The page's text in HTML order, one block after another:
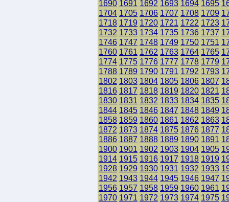
1690 1691 1692 1693 1694 1695
1704 1705 1706 1707 1708 1709
1718 1719 1720 1721 1722 1723
1732 1733 1734 1735 1736 1737
1746 1747 1748 1749 1750 1751
1760 1761 1762 1763 1764 1765
1774 1775 1776 1777 1778 1779
1788 1789 1790 1791 1792 1793
1802 1803 1804 1805 1806 1807
1816 1817 1818 1819 1820 1821
1830 1831 1832 1833 1834 1835
1844 1845 1846 1847 1848 1849
1858 1859 1860 1861 1862 1863
1872 1873 1874 1875 1876 1877
1886 1887 1888 1889 1890 1891
1900 1901 1902 1903 1904 1905
1914 1915 1916 1917 1918 1919
1928 1929 1930 1931 1932 1933
1942 1943 1944 1945 1946 1947
1956 1957 1958 1959 1960 1961
1970 1971 1972 1973 1974 1975